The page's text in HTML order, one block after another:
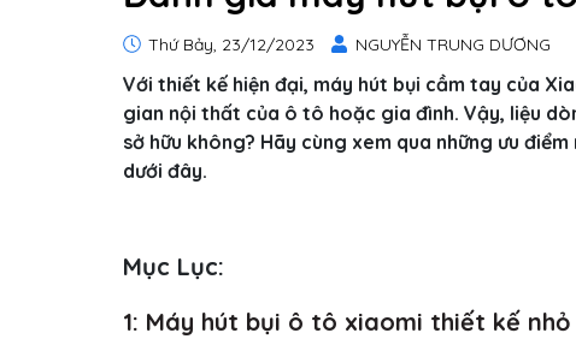
Thứ Bảy, 23/12/2023 NGUYỄN TRUNG DƯƠNG
Với thiết kế hiện đại, máy hút bụi cầm tay của
gian nội thất của ô tô hoặc gia đình. Vậy, liệu
sở hữu không? Hãy cùng xem qua những ưu
dưới đây.
Mục Lục:
1: Máy hút bụi ô tô xiaomi thiết kế